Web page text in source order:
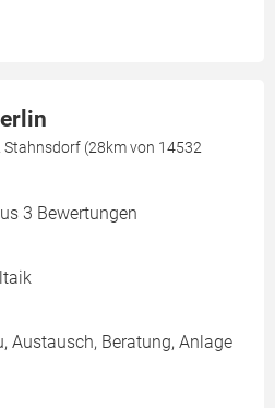
Stahnsdorf (28km von 14532
3 Bewertungen
Austausch, Beratung, Anlage